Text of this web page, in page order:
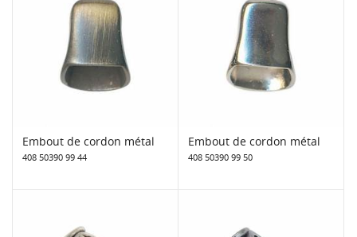
Embout de cordon métal
408 50390 99 44
Embout de cordon métal
408 50390 99 50